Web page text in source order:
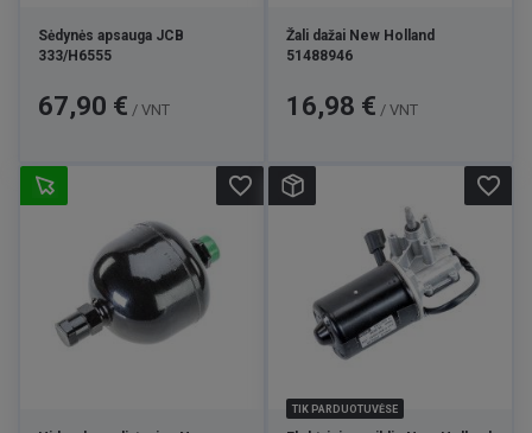
Sėdynės apsauga JCB
333/H6555
Kaina
67,90 € / VNT
Žali dažai New Holland
51488946
Kaina
16,98 € / VNT
favorite_border
TIK PARDUOTUVĖSE
favorite_border